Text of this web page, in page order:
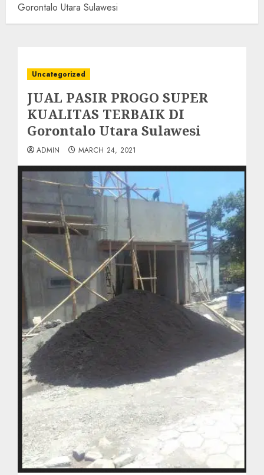
Gorontalo Utara Sulawesi
Uncategorized
JUAL PASIR PROGO SUPER
KUALITAS TERBAIK DI
Gorontalo Utara Sulawesi
ADMIN MARCH 24, 2021